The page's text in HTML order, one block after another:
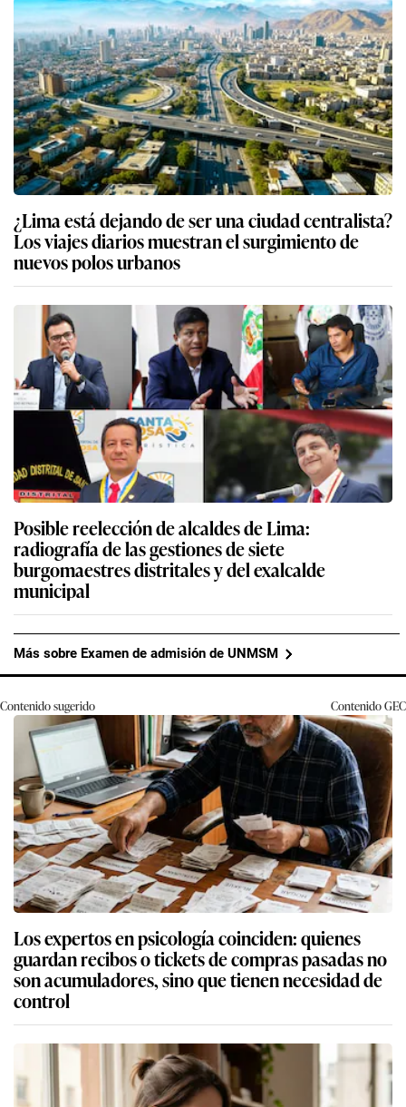
¿Lima está dejando de ser una ciudad centralista?
Los viajes diarios muestran el surgimiento de
nuevos polos urbanos
Posible reelección de alcaldes de Lima:
radiografía de las gestiones de siete
burgomaestres distritales y del exalcalde
municipal
Más sobre Examen de admisión de UNMSM
Contenido sugerido ContenidoGEC
Los expertos en psicología coinciden: quienes
guardan recibos o tickets de compras pasadas no
son acumuladores, sino que tienen necesidad de
control